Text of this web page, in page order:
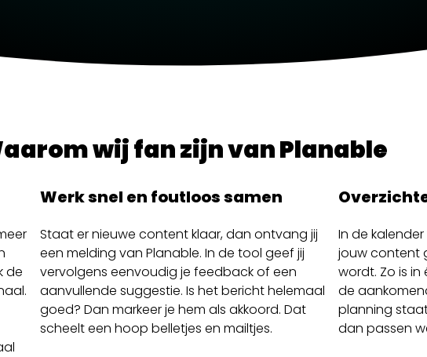
wij fan zijn van Planable
de
Werk snel en foutloos samen
Staat er nieuwe content klaar, dan ontvang jij
een melding van Planable. In de tool geef jij
vervolgens eenvoudig je feedback of een
aanvullende suggestie. Is het bericht helemaal
goed? Dan markeer je hem als akkoord. Dat
scheelt een hoop belletjes en mailtjes.
In de
jouw content
wordt. Zo is
de
planning
dan passen